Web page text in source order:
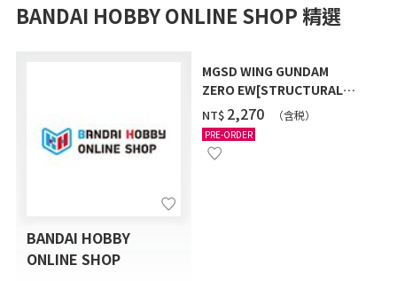
BANDAI HOBBY ONLINE SHOP 精選
BANDAI HOBBY
ONLINE SHOP
MGSD WING GUNDAM
ZERO EW[STRUCTURAL
COATING/BLACK] [2026年
12月發送]
NT$ ‌2,270 （含税）
PRE-ORDER